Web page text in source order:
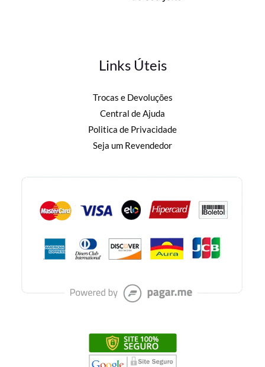
Links Úteis
Trocas e Devoluções
Central de Ajuda
Politica de Privacidade
Seja um Revendedor